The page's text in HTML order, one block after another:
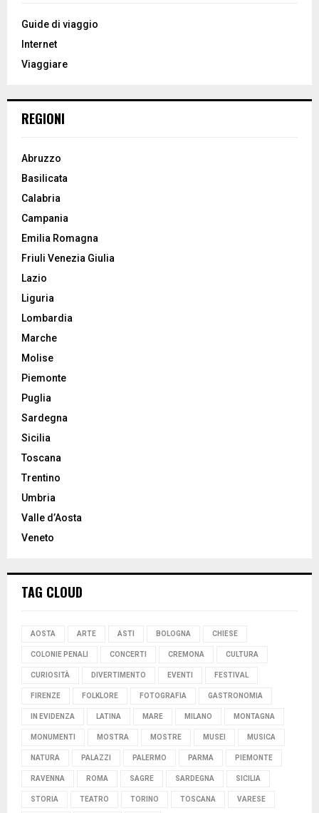
o
:
Guide di viaggio
Internet
Viaggiare
REGIONI
Abruzzo
Basilicata
Calabria
Campania
Emilia Romagna
Friuli Venezia Giulia
Lazio
Liguria
Lombardia
Marche
Molise
Piemonte
Puglia
Sardegna
Sicilia
Toscana
Trentino
Umbria
Valle d’Aosta
Veneto
TAG CLOUD
AOSTA ARTE ASTI BOLOGNA CHIESE
COLONIE PENALI CONCERTI CREMONA CULTURA
CURIOSITÀ DIVERTIMENTO EVENTI FESTIVAL
FIRENZE FOLKLORE FOTOGRAFIA GASTRONOMIA
IN EVIDENZA LATINA MARE MILANO MONTAGNA
MONUMENTI MOSTRA MOSTRE MUSEI MUSICA
NATURA PALAZZI PALERMO PARMA PIEMONTE
RAVENNA ROMA SAGRE SARDEGNA SICILIA
STORIA TEATRO TORINO TOSCANA VARESE